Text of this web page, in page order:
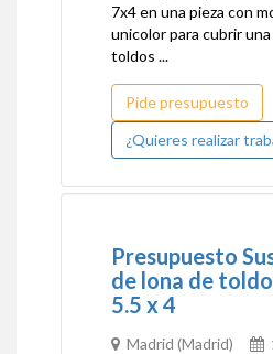
7x4 en una pieza con
unicolor para cubrir
toldos ...
Pide presupuesto
¿Quieres realizar
Presupuesto
de lona de
5.5 x 4
Madrid (Madrid)